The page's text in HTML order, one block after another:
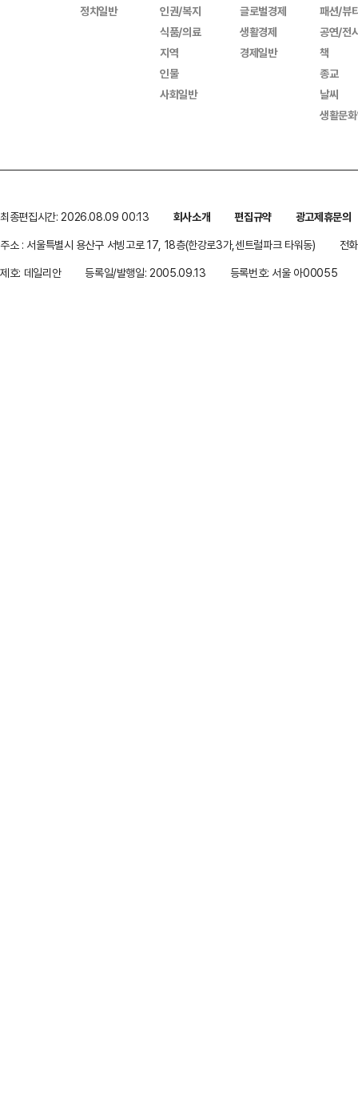
정치일반
인권/복지
식품/의료
지역
인물
사회일반
글로벌경제
생활경제
경제일반
패션/뷰
공연/전
책
종교
날씨
생활문
최종편집시간: 2026.08.09 00:13 회사소개 편집규약
광고제휴문의
주소 : 서울특별시 용산구 서빙고로 17, 18층(한강로3가,센트럴파크 타워동)
전
제호: 데일리안
등록일/발행일: 2005.09.13 등록번호: 서울 아00055